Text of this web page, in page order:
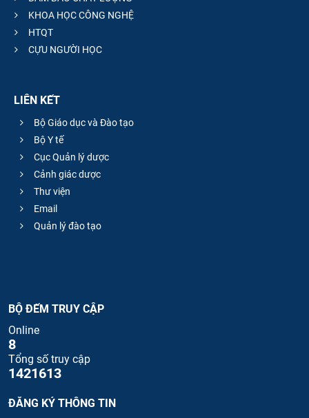
KHOA HỌC CÔNG NGHỆ
HTQT
CỰU NGƯỜI HỌC
LIÊN KẾT
Bộ Giáo dục và Đào tạo
Bộ Y tế
Cục Quản lý dược
Cảnh giác dược
Thư viện
Email
Quản lý đào tạo
BỘ ĐẾM TRUY CẬP
Online
8
Tổng số truy cập
1421613
ĐĂNG KÝ THÔNG TIN